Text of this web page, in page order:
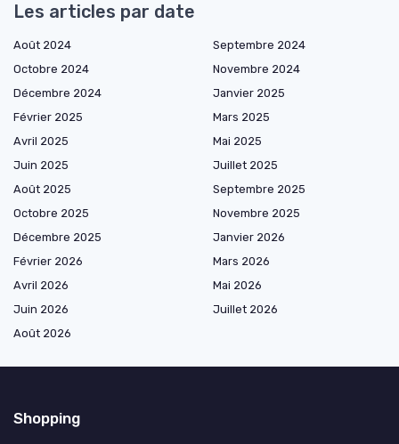
Les articles par date
Août 2024
Septembre 2024
Octobre 2024
Novembre 2024
Décembre 2024
Janvier 2025
Février 2025
Mars 2025
Avril 2025
Mai 2025
Juin 2025
Juillet 2025
Août 2025
Septembre 2025
Octobre 2025
Novembre 2025
Décembre 2025
Janvier 2026
Février 2026
Mars 2026
Avril 2026
Mai 2026
Juin 2026
Juillet 2026
Août 2026
Shopping